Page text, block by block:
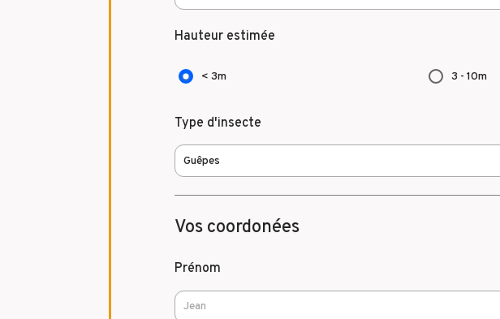
Hauteur estimée
< 3m 3 - 10m
Type d'insecte
Vos coordonées
Prénom